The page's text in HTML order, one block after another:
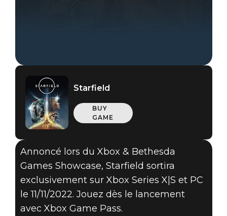
Starfield
BUY
GAME
Annoncé lors du Xbox & Bethesda
Games Showcase, Starfield sortira
exclusivement sur Xbox Series X|S et PC
le 11/11/2022. Jouez dès le lancement
avec Xbox Game Pass.